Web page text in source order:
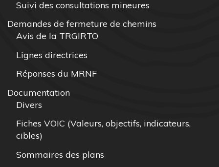
Suivi des consultations mineures
Demandes de fermeture de chemins
Avis de la TRGIRTO
Lignes directrices
Réponses du MRNF
Documentation
Divers
Fiches VOIC (Valeurs, objectifs, indicateurs,
cibles)
Sommaires des plans